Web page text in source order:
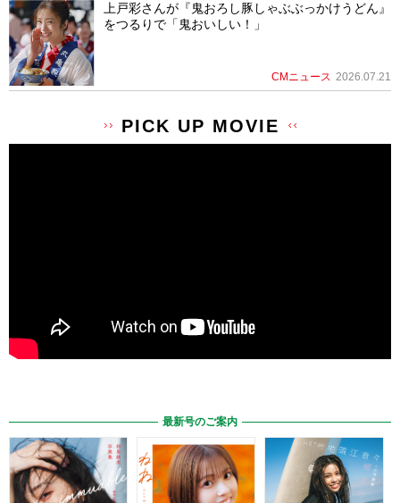
上戸彩さんが『鬼おろし豚しゃぶぶっかけうどん』
をつるりで「鬼おいしい！」
CMニュース 2026.07.21
PICK UP MOVIE
最新号のご案内